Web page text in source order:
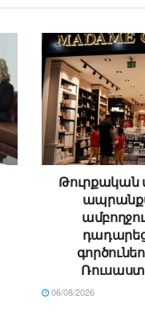
Թուրքական
06/08/2026